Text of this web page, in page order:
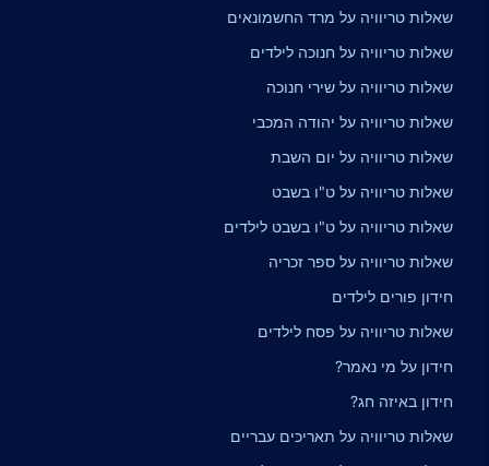
שאלות טריוויה על מרד החשמונאים
שאלות טריוויה על חנוכה לילדים
שאלות טריוויה על שירי חנוכה
שאלות טריוויה על יהודה המכבי
שאלות טריוויה על יום השבת
שאלות טריוויה על ט"ו בשבט
שאלות טריוויה על ט"ו בשבט לילדים
שאלות טריוויה על ספר זכריה
חידון פורים לילדים
שאלות טריוויה על פסח לילדים
חידון על מי נאמר?
חידון באיזה חג?
שאלות טריוויה על תאריכים עבריים